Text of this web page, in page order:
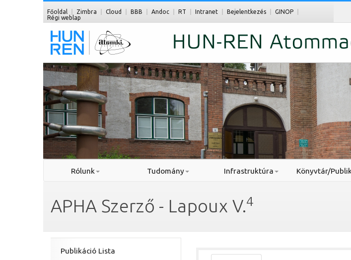
Főoldal Zimbra Cloud BBB Andoc RT Intranet Bejelentkezés
GINOP
Régi weblap
Rólunk Tudomány Infrastruktúra Könyvtár/
APHA Szerző - Lapoux V.4
Publikáció Lista